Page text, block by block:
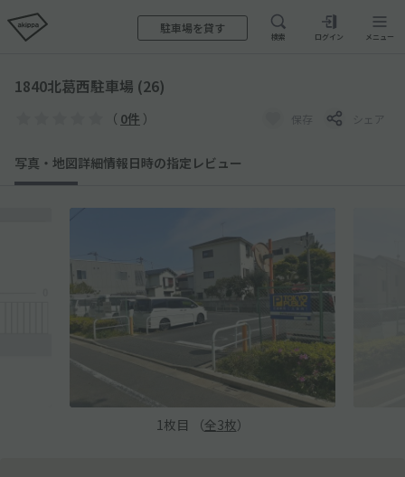
駐車場を貸す
検索 ログイン メニュー
1840北葛西駐車場 (26)
（ 0件 ） 保存 シェア
写真・地図詳細情報日時の指定 レビュー
1 枚目 （全3枚）